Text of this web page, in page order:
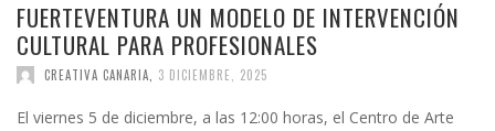
FUERTEVENTURA UN MODELO DE INTERVENCIÓN
CULTURAL PARA PROFESIONALES
CREATIVA CANARIA 3 DICIEMBRE, 2025
El viernes 5 de diciembre, a las 12:00 horas, el Centro de Arte